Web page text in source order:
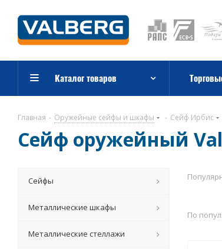
Каталог товаров
Главная - Оружейные сейфы и шкафы - Сейф Ирбис
Сейф оружейный
По
Сейфы
Металлические шкафы
Металлические стеллажи